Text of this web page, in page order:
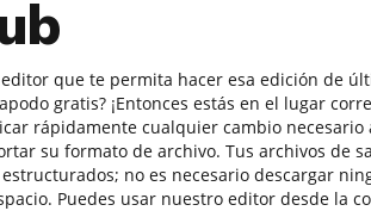
que te permita hacer esa edición de
gratis? ¡Entonces estás en el lugar
rápidamente cualquier cambio necesario
su formato de archivo. Tus archivos de
no es necesario descargar
Puedes usar nuestro editor desde la